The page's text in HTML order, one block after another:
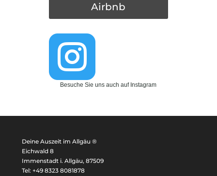
Airbnb

Besuche Sie uns auch auf Instagram
Deine Auszeit im Allgäu ®
Eichwald 8
Immenstadt i. Allgäu, 87509
Tel: +49 8323 8081878